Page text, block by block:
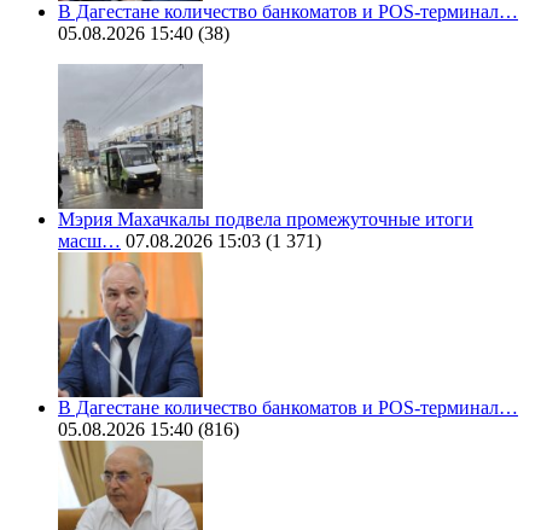
В Дагестане количество банкоматов и POS-терминал…
05.08.2026 15:40 (38)
Мэрия Махачкалы подвела промежуточные итоги
масш… 07.08.2026 15:03 (1 371)
В Дагестане количество банкоматов и POS-терминал…
05.08.2026 15:40 (816)